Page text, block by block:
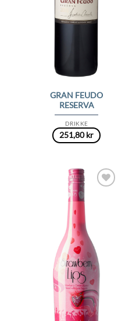
DRIKKE
GRAN FEUDO
RESERVA
251,80kr